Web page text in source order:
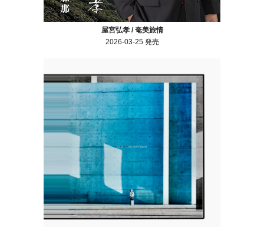
屋宮弘孝 / 奄美旅情
2026-03-25 発売